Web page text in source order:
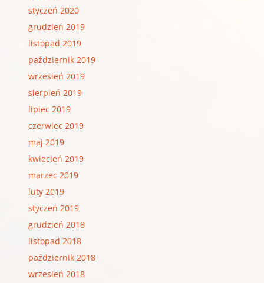
styczeń 2020
grudzień 2019
listopad 2019
październik 2019
wrzesień 2019
sierpień 2019
lipiec 2019
czerwiec 2019
maj 2019
kwiecień 2019
marzec 2019
luty 2019
styczeń 2019
grudzień 2018
listopad 2018
październik 2018
wrzesień 2018